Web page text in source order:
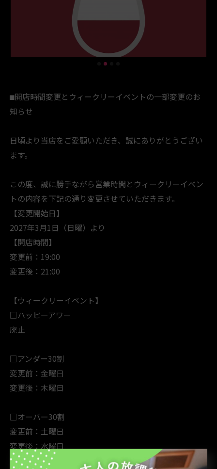
​⬛︎開店時間変更とウィークリーイベントの一部変更のお
知らせ
​日頃より当店をご愛顧いただき、誠にありがとうござい
ます。
この度、誠に勝手ながら営業時間とウィークリーイベン
トの内容を下記の通り変更させていただきます。
​【変更開始日】
2027年3月1日（日曜）より
​【開店時間】
変更前：19:00
変更後：21:00
【ウィークリーイベント】
□ハッピーアワー
廃止
□アンダー30割
変更前：金曜日
変更後：木曜日
□オーバー30割
変更前：土曜日
変更後：水曜日